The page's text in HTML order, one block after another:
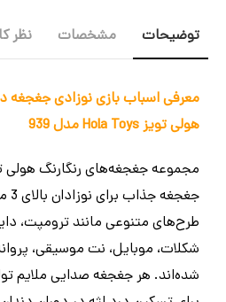
توضیحات مشخصات نظر
هولی تویز Hola Toys مدل 939
طرح‌های متنوعی مانند ترومپت،
شکلات، موبایل، نت موسیقی،
شده‌اند. هر جغجغه صدایی ملایم